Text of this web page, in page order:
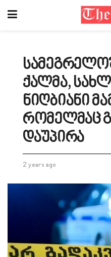
ქალმა,
ნიღბიანი
რომელმაც
დაუპირა
2 years ago